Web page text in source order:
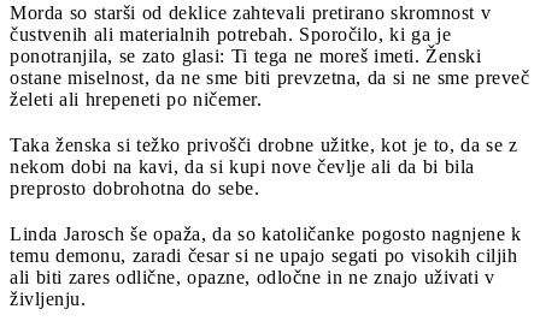
Morda so starši od deklice zahtevali pretirano skromnost v
čustvenih ali materialnih potrebah. Sporočilo, ki ga je
ponotranjila, se zato glasi: Ti tega ne moreš imeti. Ženski
ostane miselnost, da ne sme biti prevzetna, da si ne sme preveč
želeti ali hrepeneti po ničemer.
Taka ženska si težko privošči drobne užitke, kot je to, da se z
nekom dobi na kavi, da si kupi nove čevlje ali da bi bila
preprosto dobrohotna do sebe.
Linda Jarosch še opaža, da so katoličanke pogosto nagnjene k
temu demonu, zaradi česar si ne upajo segati po visokih ciljih
ali biti zares odlične, opazne, odločne in ne znajo uživati v
življenju.